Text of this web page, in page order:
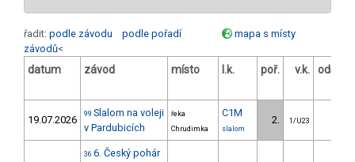
řadit: podle závodu podle pořadí
mapa s místy
závodů<
datum závod místo l.k. poř. v.k.
odstup
19.07.2026 99 Slalom na voleji
v Pardubicích
řeka
Chrudimka
C1M
slalom
2. 1/U23
36 6. Český pohár